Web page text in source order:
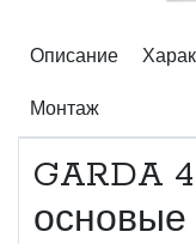
Описание
Монтаж
GARDA
основые